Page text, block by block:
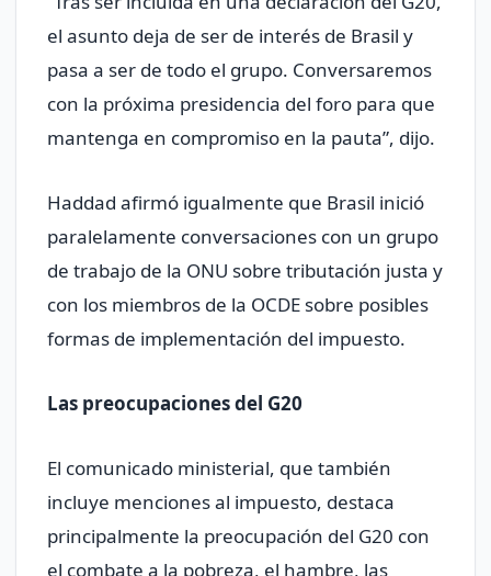
el asunto deja de ser de interés de Brasil y
pasa a ser de todo el grupo. Conversaremos
con la próxima presidencia del foro para que
mantenga en compromiso en la pauta”, dijo.
Haddad afirmó igualmente que Brasil inició
paralelamente conversaciones con un grupo
de trabajo de la ONU sobre tributación justa y
con los miembros de la OCDE sobre posibles
formas de implementación del impuesto.
Las preocupaciones del G20
El comunicado ministerial, que también
incluye menciones al impuesto, destaca
principalmente la preocupación del G20 con
el combate a la pobreza, el hambre, las